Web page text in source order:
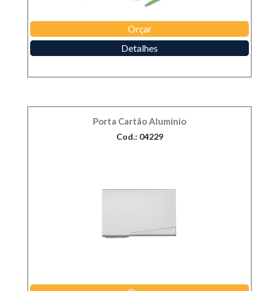
Orçar
Detalhes
Porta Cartão Alumínio
Cod.: 04229